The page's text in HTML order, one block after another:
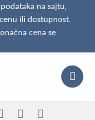
na sajtu,
ili dostupnost.
cena se